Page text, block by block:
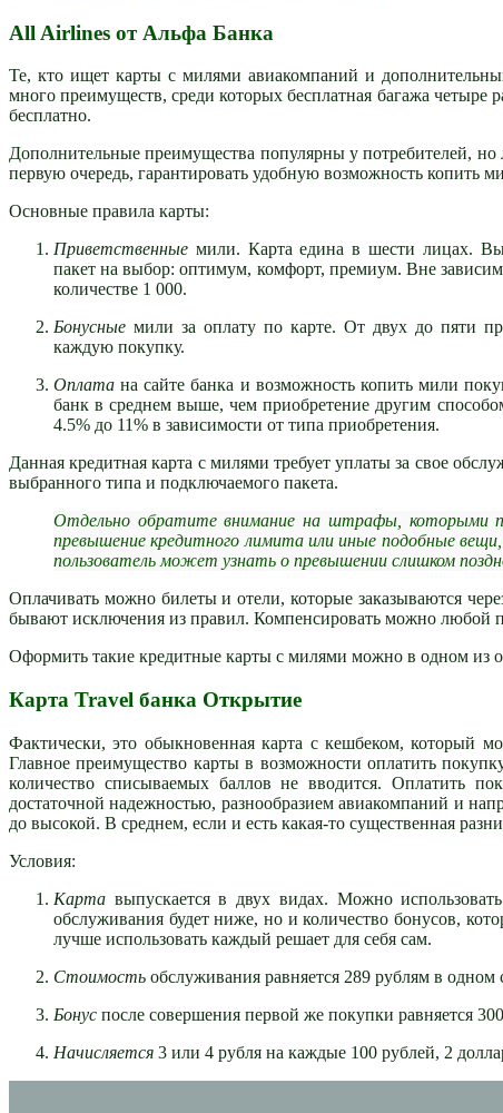
All Airlines от Альфа Банка
Те, кто ищет карты с милями авиакомпаний и
много преимуществ, среди которых бесплатная багажа четыре
бесплатно.
Дополнительные преимущества популярны у потребителей,
первую очередь, гарантировать удобную возможность копить
Основные правила карты:
Приветственные мили. Карта едина в шести лицах.
пакет на выбор: оптимум, комфорт, премиум. Вне
количестве 1 000.
Бонусные мили за оплату по карте. От двух до пяти
каждую покупку.
Оплата на сайте банка и возможность копить мили
банк в среднем выше, чем приобретение другим
4.5% до 11% в зависимости от типа приобретения.
Данная кредитная карта с милями требует уплаты за свое
выбранного типа и подключаемого пакета.
Отдельно обратите внимание на штрафы, которыми
превышение кредитного лимита или иные подобные
пользователь может узнать о превышении слишком
Оплачивать можно билеты и отели, которые заказываются
бывают исключения из правил. Компенсировать можно любой
Оформить такие кредитные карты с милями можно в одном из
Карта Travel банка Открытие
Фактически, это обыкновенная карта с кешбеком, который
Главное преимущество карты в возможности оплатить
количество списываемых баллов не вводится. Оплатить
достаточной надежностью, разнообразием авиакомпаний и
до высокой. В среднем, если и есть какая-то существенная
Условия:
Карта выпускается в двух видах. Можно
обслуживания будет ниже, но и количество бонусов,
лучше использовать каждый решает для себя сам.
Стоимость обслуживания равняется 289 рублям в одном
Бонус после совершения первой же покупки равняется
Начисляется 3 или 4 рубля на каждые 100 рублей, 2